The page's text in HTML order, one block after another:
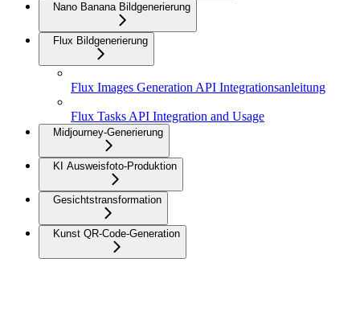
Nano Banana Bildgenerierung
Flux Bildgenerierung
Flux Images Generation API Integrationsanleitung
Flux Tasks API Integration and Usage
Midjourney-Generierung
KI Ausweisfoto-Produktion
Gesichtstransformation
Kunst QR-Code-Generation